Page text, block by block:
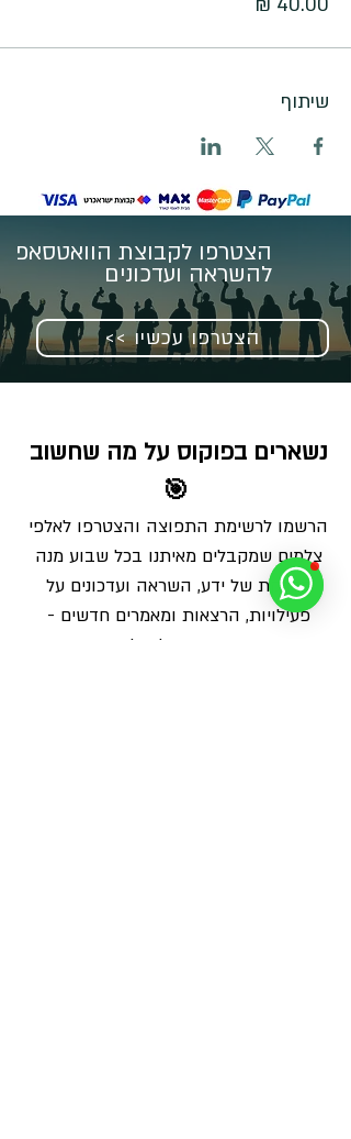
שיתוף
הצטרפו לקבוצת הוואטסאפ
להשראה ועדכונים
<< הצטרפו עכשיו
🎯
ישירות למייל